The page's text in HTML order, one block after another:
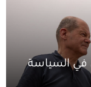
في السياسة